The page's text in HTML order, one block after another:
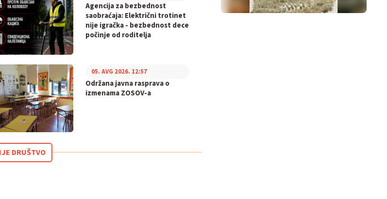
Agencija za bezbednost
saobraćaja: Električni trotinet
nije igračka - bezbednost dece
počinje od roditelja
Održana javna rasprava o
izmenama ZOSOV-a
05. AVG 2026. 12:57
DRUŠTVO